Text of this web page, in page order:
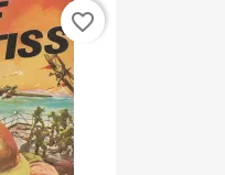
favorite_border